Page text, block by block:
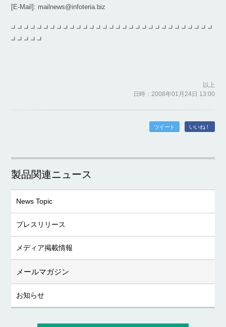
[E-Mail]: mailnews@infoteria.biz
┛┛┛┛┛┛┛┛┛┛┛┛┛┛┛┛┛┛┛┛┛┛┛┛┛┛┛┛┛┛┛
┛┛┛┛┛
以上
日時：2008年01月24日 13:00
ツイート いいね！
製品関連ニュース
News Topic
プレスリリース
メディア掲載情報
メールマガジン
お知らせ